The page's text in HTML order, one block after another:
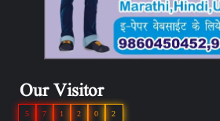
Our Visitor
2
0
2
1
7
5